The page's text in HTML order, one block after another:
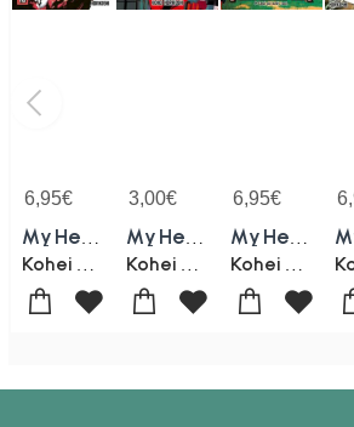
6,95€ 3,00€ 6,95€